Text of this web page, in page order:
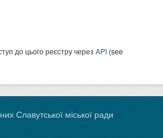
до цього реєстру через API (see
Славутської міської ради